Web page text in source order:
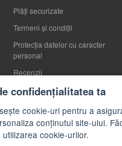
Plăți securizate
Termeni și condiții
Protecția datelor cu caracter
personal
Recenzii
Blog
FAQs
confidențialitatea ta
cookie-uri pentru a
conținutul site-ului.
cookie-urilor.